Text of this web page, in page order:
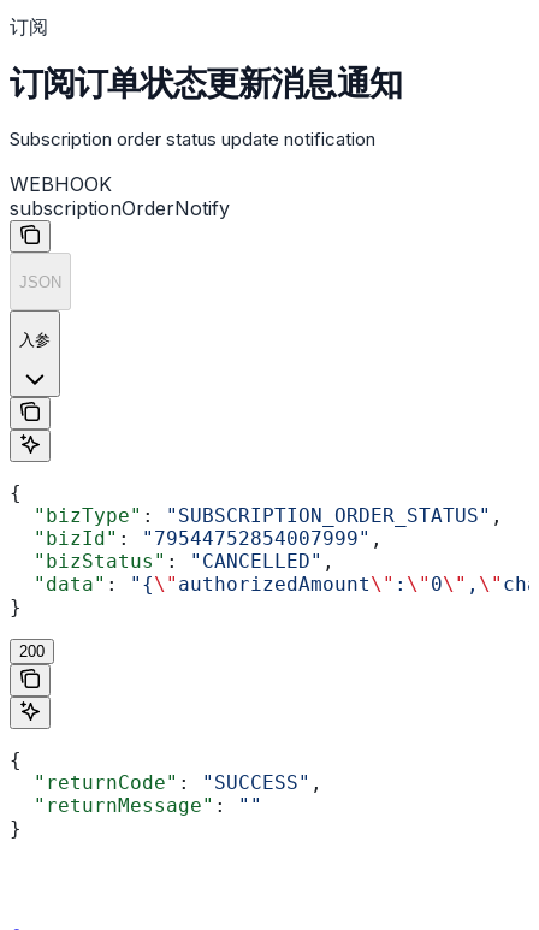
订阅
订阅订单状态更新消息通知
Subscription order status update notification
WEBHOOK
subscriptionOrderNotify
JSON
入参
{
  "bizType"
: "SUBSCRIPTION_ORDER_STATUS" ,
  "bizId"
: "79544752854007999" ,
  "bizStatus"
: "CANCELLED" ,
  "data"
: "{\" authorizedAmount\" : \" 0\" , \"
}
200
{
  "returnCode"
: "SUCCESS" ,
  "returnMessage"
:
""
}